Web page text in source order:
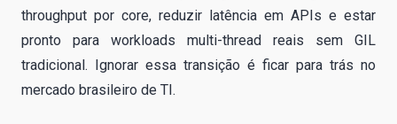
throughput por core, reduzir latência em APIs e estar
pronto para workloads multi-thread reais sem GIL
tradicional. Ignorar essa transição é ficar para trás no
mercado brasileiro de TI.